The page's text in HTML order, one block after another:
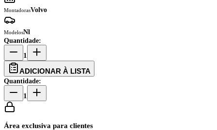
MontadorasVolvo
ModelosNl
Quantidade:
1
ADICIONAR À LISTA
Quantidade:
1
Área exclusiva para clientes